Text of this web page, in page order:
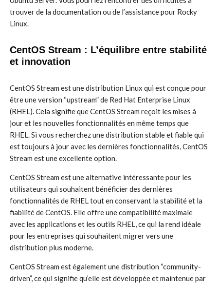
trouver de la documentation ou de l’assistance pour Rocky
Linux.
CentOS Stream : L’équilibre entre stabilité
et innovation
CentOS Stream est une distribution Linux qui est conçue pour
être une version “upstream” de Red Hat Enterprise Linux
(RHEL). Cela signifie que CentOS Stream reçoit les mises à
jour et les nouvelles fonctionnalités en même temps que
RHEL. Si vous recherchez une distribution stable et fiable qui
est toujours à jour avec les dernières fonctionnalités, CentOS
Stream est une excellente option.
CentOS Stream est une alternative intéressante pour les
utilisateurs qui souhaitent bénéficier des dernières
fonctionnalités de RHEL tout en conservant la stabilité et la
fiabilité de CentOS. Elle offre une compatibilité maximale
avec les applications et les outils RHEL, ce qui la rend idéale
pour les entreprises qui souhaitent migrer vers une
distribution plus moderne.
CentOS Stream est également une distribution “community-
driven”, ce qui signifie qu’elle est développée et maintenue par